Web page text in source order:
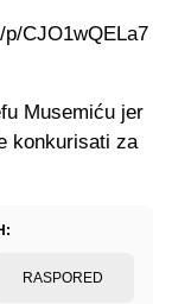
CJO1wQELa7
Musemiću jer
konkurisati za
RASPORED